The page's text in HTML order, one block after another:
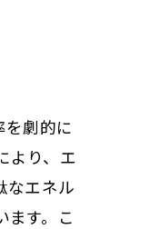
劇的に
より、エ
なエネル
ます。こ